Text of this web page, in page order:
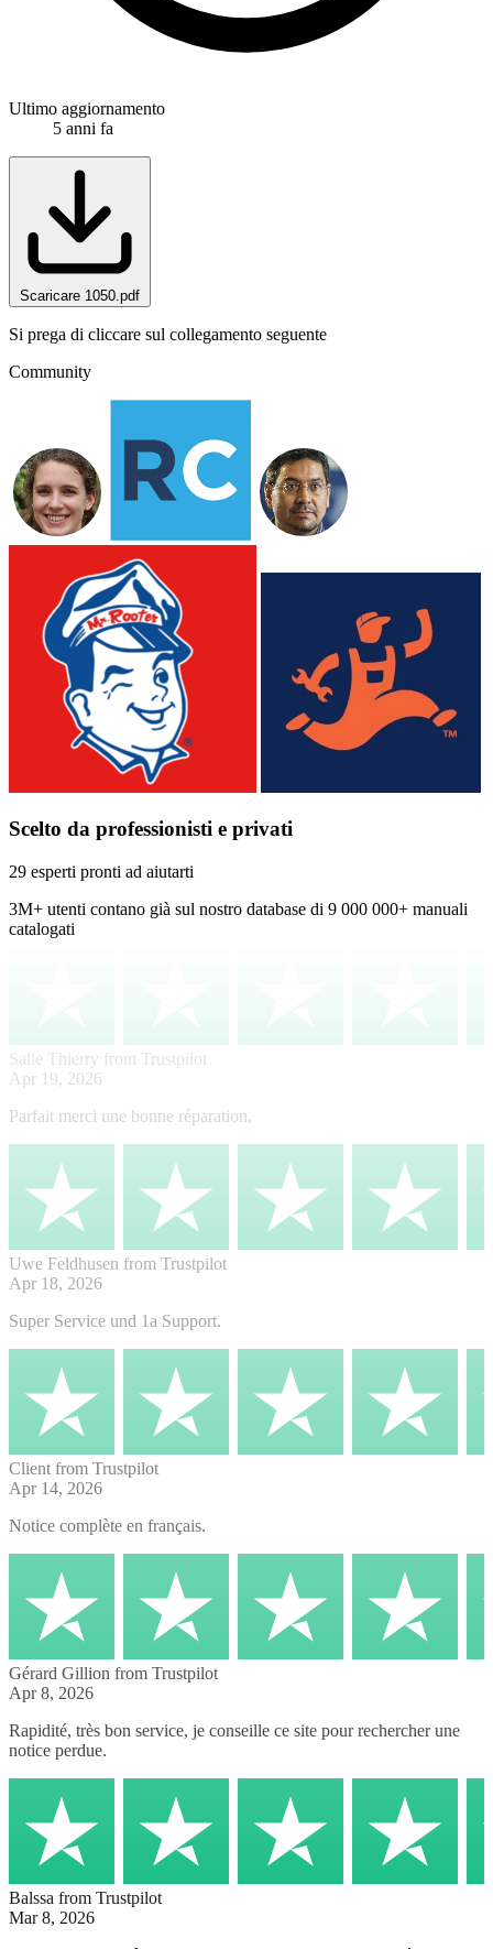
Ultimo aggiornamento
5 anni fa
Scaricare 1050.pdf
Si prega di cliccare sul collegamento seguente
Community
Scelto da professionisti e privati
29 esperti pronti ad aiutarti
3M+ utenti contano già sul nostro database di 9 000 000+ manuali
catalogati
Salle Thierry from Trustpilot
Apr 19, 2026
Parfait merci une bonne réparation.
Uwe Feldhusen from Trustpilot
Apr 18, 2026
Super Service und 1a Support.
Client from Trustpilot
Apr 14, 2026
Notice complète en français.
Gérard Gillion from Trustpilot
Apr 8, 2026
Rapidité, très bon service, je conseille ce site pour rechercher une
notice perdue.
Balssa from Trustpilot
Mar 8, 2026